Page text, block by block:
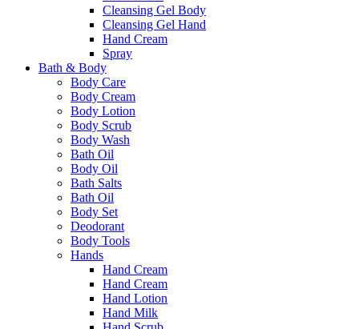
Cleansing Gel Body
Cleansing Gel Hand
Hand Cream
Spray
Bath & Body
Body Care
Body Cream
Body Lotion
Body Scrub
Body Wash
Bath Oil
Body Oil
Bath Salts
Bath Oil
Body Set
Deodorant
Body Tools
Hands
Hand Cream
Hand Cream
Hand Lotion
Hand Milk